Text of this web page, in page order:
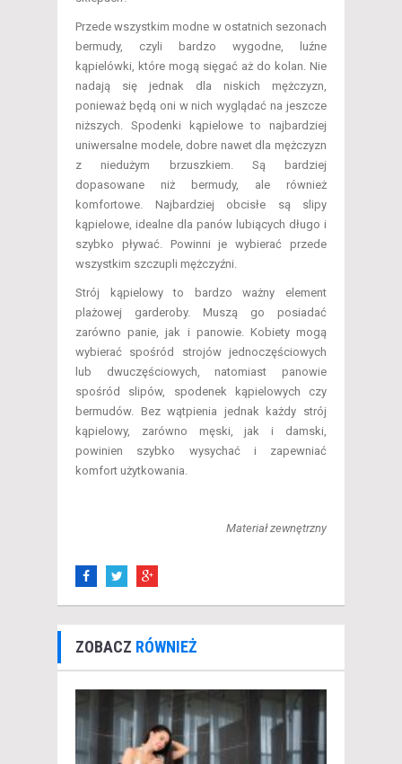
Przede wszystkim modne w ostatnich sezonach
bermudy, czyli bardzo wygodne, luźne
kąpielówki, które mogą sięgać aż do kolan. Nie
nadają się jednak dla niskich mężczyzn,
ponieważ będą oni w nich wyglądać na jeszcze
niższych. Spodenki kąpielowe to najbardziej
uniwersalne modele, dobre nawet dla mężczyzn
z niedużym brzuszkiem. Są bardziej
dopasowane niż bermudy, ale również
komfortowe. Najbardziej obcisłe są slipy
kąpielowe, idealne dla panów lubiących długo i
szybko pływać. Powinni je wybierać przede
wszystkim szczupli mężczyźni.
Strój kąpielowy to bardzo ważny element
plażowej garderoby. Muszą go posiadać
zarówno panie, jak i panowie. Kobiety mogą
wybierać spośród strojów jednoczęściowych
lub dwuczęściowych, natomiast panowie
spośród slipów, spodenek kąpielowych czy
bermudów. Bez wątpienia jednak każdy strój
kąpielowy, zarówno męski, jak i damski,
powinien szybko wysychać i zapewniać
komfort użytkowania.
Materiał zewnętrzny
ZOBACZ RÓWNIEŻ